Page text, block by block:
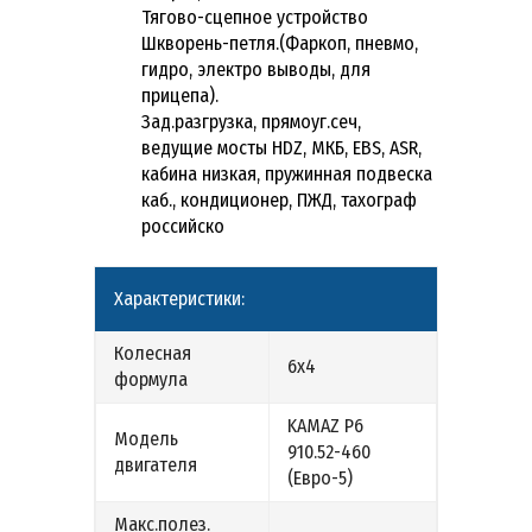
Тягово-сцепное устройство
Шкворень-петля.(Фаркоп, пневмо,
гидро, электро выводы, для
прицепа).
Зад.разгрузка, прямоуг.сеч,
ведущие мосты HDZ, МКБ, EBS, ASR,
кабина низкая, пружинная подвеска
каб., кондиционер, ПЖД, тахограф
российско
Характеристики:
Колесная
формула
6х4
Модель
двигателя
KAMAZ Р6
910.52-460
(Евро-5)
Макс.полез.